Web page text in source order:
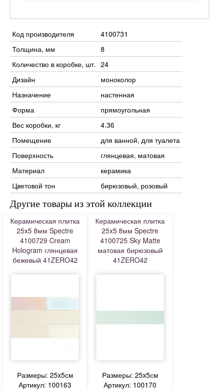
Код производителя
4100731
Толщина, мм
8
Количество в коробке, шт. 24
Дизайн
моноколор
Назначение
настенная
Форма
прямоугольная
Вес коробки, кг
4.36
Помещение
для ванной, для туалета
Поверхность
глянцевая, матовая
Материал
керамика
Цветовой тон
бирюзовый, розовый
Другие товары из этой коллекции
Керамическая плитка
25x5 8мм Spectre
4100729 Cream
Hologram глянцевая
бежевый 41ZERO42
Размеры: 25x5см
Артикул: 100163
Керамическая плитка
25x5 8мм Spectre
4100725 Sky Matte
матовая бирюзовый
41ZERO42
Размеры: 25x5см
Артикул: 100170